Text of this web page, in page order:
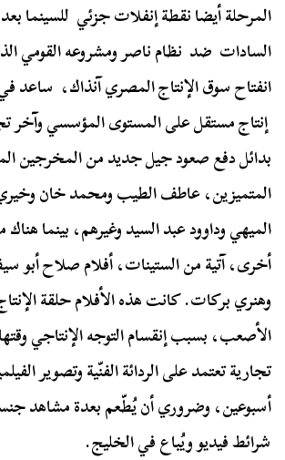
المرحلة أيضا نقطة إنفلات جزئي للسينما
السادات ضد نظام ناصر ومشروعه القومي
انفتاح سوق الإنتاج المصري آنذاك، ساعد
إنتاج مستقل على المستوى المؤسسي
بدائل دفع صعود جيل جديد من المخرجين
المتميزين، عاطف الطيب ومحمد خان
الميهي وداوود عبد السيد وغيرهم، بينما هناك
أخرى، آتية من الستينات، أفلام صلاح
وهنري بركات. كانت هذه الأفلام حلقة
الأصعب، بسبب إنقسام التوجه الإنتاجي
تجارية تعتمد على الردائة الفنّية وتصوير
أسبوعين، وضروري أن يُطّعم بعدة مشاهد
شرائط فيديو ويُباع في الخليج.